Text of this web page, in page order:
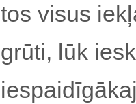
tos visus
grūti, lūk